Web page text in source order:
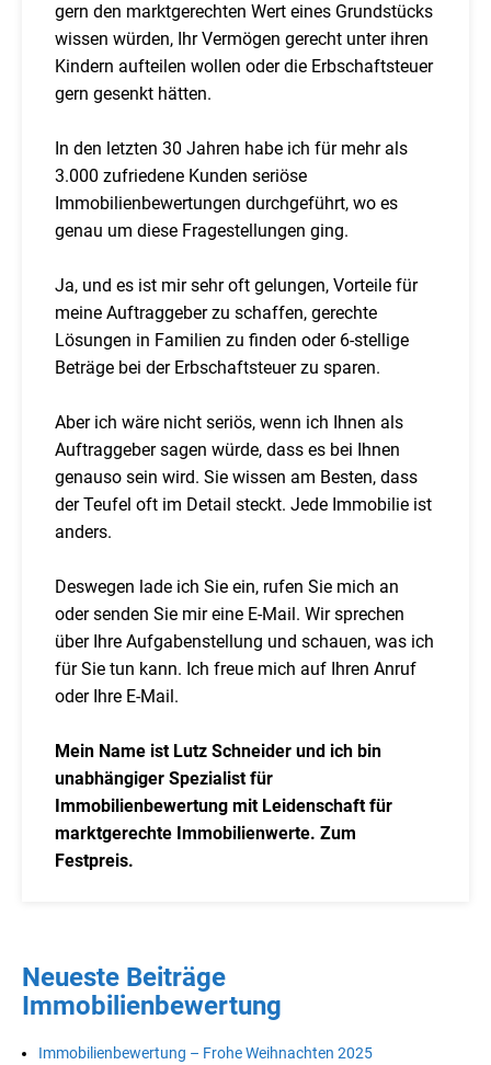
gern den marktgerechten Wert eines Grundstücks
wissen würden, Ihr Vermögen gerecht unter ihren
Kindern aufteilen wollen oder die Erbschaftsteuer
gern gesenkt hätten.
In den letzten 30 Jahren habe ich für mehr als
3.000 zufriedene Kunden seriöse
Immobilienbewertungen durchgeführt, wo es
genau um diese Fragestellungen ging.
Ja, und es ist mir sehr oft gelungen, Vorteile für
meine Auftraggeber zu schaffen, gerechte
Lösungen in Familien zu finden oder 6-stellige
Beträge bei der Erbschaftsteuer zu sparen.
Aber ich wäre nicht seriös, wenn ich Ihnen als
Auftraggeber sagen würde, dass es bei Ihnen
genauso sein wird. Sie wissen am Besten, dass
der Teufel oft im Detail steckt. Jede Immobilie ist
anders.
Deswegen lade ich Sie ein, rufen Sie mich an
oder senden Sie mir eine E-Mail. Wir sprechen
über Ihre Aufgabenstellung und schauen, was ich
für Sie tun kann. Ich freue mich auf Ihren Anruf
oder Ihre E-Mail.
Mein Name ist Lutz Schneider und ich bin
unabhängiger Spezialist für
Immobilienbewertung mit Leidenschaft für
marktgerechte Immobilienwerte. Zum
Festpreis.
Neueste Beiträge
Immobilienbewertung
Immobilienbewertung – Frohe Weihnachten 2025